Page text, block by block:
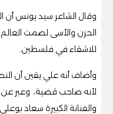
وقال الشاعر سيد يونس
الحزن والأسى لصمت
للاشقاء في فلسطين.
وأضاف أنه علي يقين أن
لأنه صاحب قضية، وعبر عن
والفنانة الكبيرة سعاد